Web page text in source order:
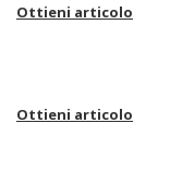
Ottieni articolo
Ottieni articolo